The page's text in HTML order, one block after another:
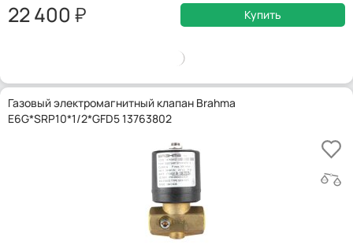
22 400 Купить
Газовый электромагнитный клапан Brahma
E6G*SRP10*1/2*GFD5 13763802